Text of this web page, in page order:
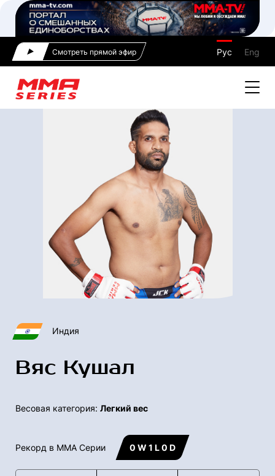
Смотреть прямой эфир Рус Eng
Индия
Вяс Кушал
Весовая категория: Легкий вес
Рекорд в ММА Серии 0 W 1 L 0 D